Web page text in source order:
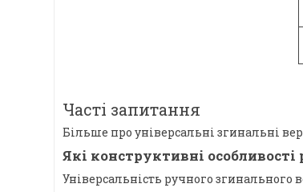
Часті запитання
Більше про універсальні згинальні
Які конструктивні
Універсальність ручного згинального